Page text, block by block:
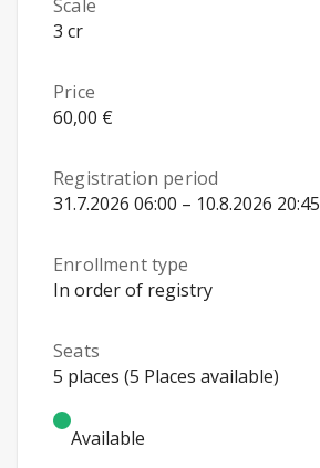
Scale
3 cr
Price
60,00 €
Registration period
31.7.2026 06:00 – 10.8.2026 20:45
Enrollment type
In order of registry
Seats
5 places (5 Places available)
Available